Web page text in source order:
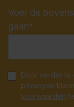
Voer de
gaan*
Door verder te
voorwaarden